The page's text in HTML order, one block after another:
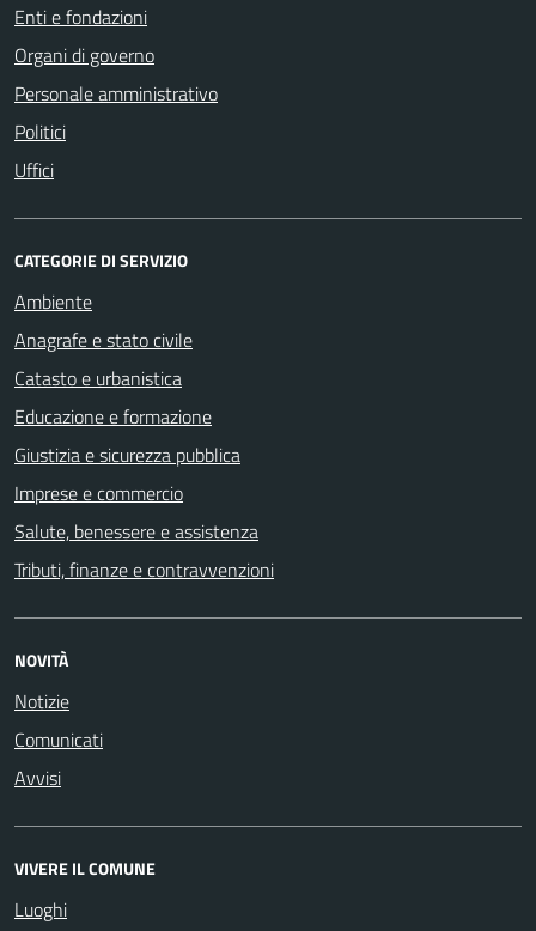
Enti e fondazioni
Organi di governo
Personale amministrativo
Politici
Uffici
CATEGORIE DI SERVIZIO
Ambiente
Anagrafe e stato civile
Catasto e urbanistica
Educazione e formazione
Giustizia e sicurezza pubblica
Imprese e commercio
Salute, benessere e assistenza
Tributi, finanze e contravvenzioni
NOVITÀ
Notizie
Comunicati
Avvisi
VIVERE IL COMUNE
Luoghi